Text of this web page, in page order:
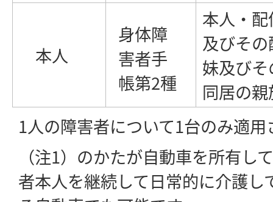
本人
身体障
害者手
帳第2種
本人・
及びそ
妹及び
同居の
1人の障害者について1台のみ適用
（注1）のかたが自動車を所有し
者本人を継続して日常的に介護し